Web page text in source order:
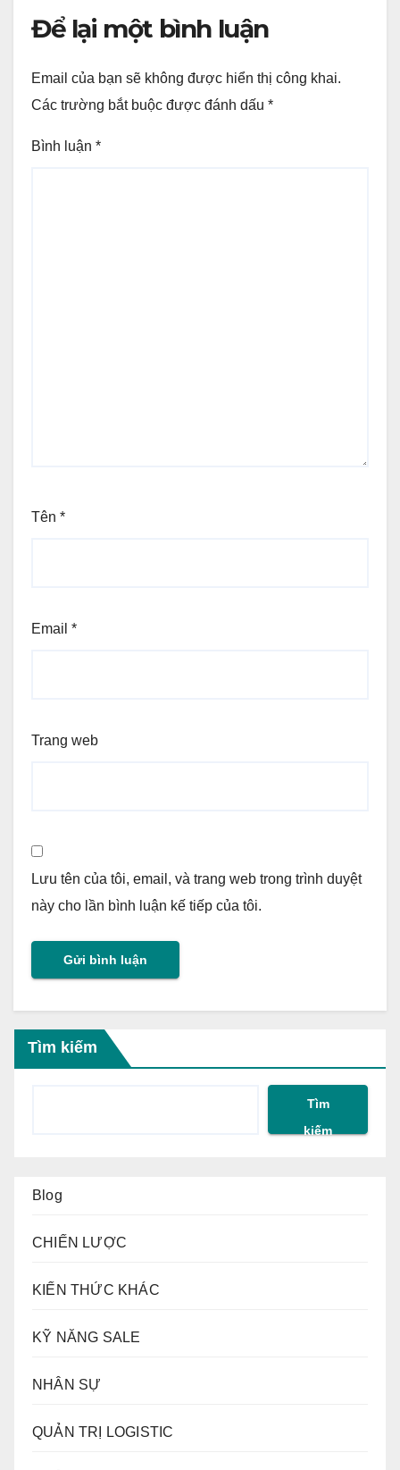
Để lại một bình luận
Email của bạn sẽ không được hiển thị công khai.
Các trường bắt buộc được đánh dấu *
Bình luận *
Tên *
Email *
Trang web
Lưu tên của tôi, email, và trang web trong trình duyệt
này cho lần bình luận kế tiếp của tôi.
Tìm kiếm
Tìm
kiếm
Blog
CHIẾN LƯỢC
KIẾN THỨC KHÁC
KỸ NĂNG SALE
NHÂN SỰ
QUẢN TRỊ LOGISTIC